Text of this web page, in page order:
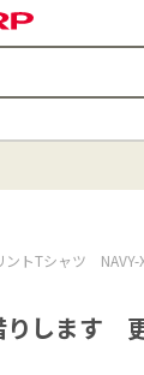
トTシャツ NAVY-
りします